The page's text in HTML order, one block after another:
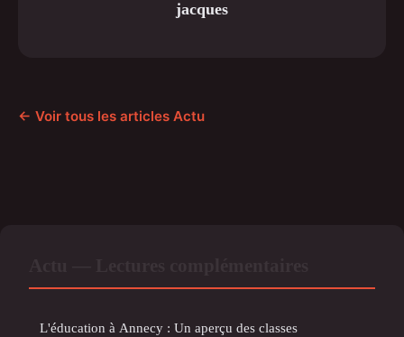
jacques
← Voir tous les articles Actu
L'éducation à Annecy : Un aperçu des classes